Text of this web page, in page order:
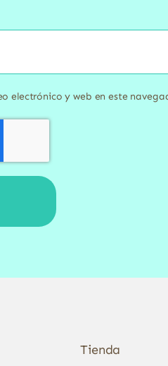
electrónico y web en este
Tienda